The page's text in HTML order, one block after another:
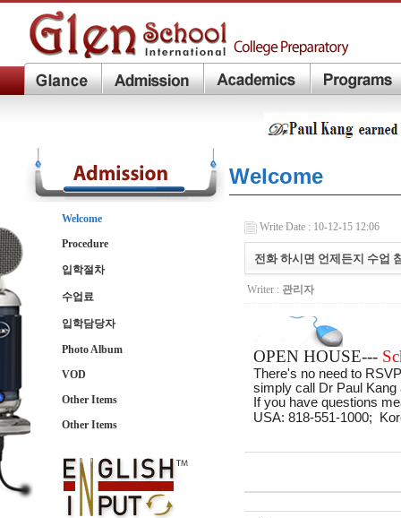
Welcome
Procedure
입학절차
수업료
입학담당자
Photo Album
VOD
Other Items
Other Items
Welcome
Write Date : 10-12-15 12:06
전화 하시면 언제든지 수업
Writer : 관리자
OPEN HOUSE---
There's no need to
simply call Dr Paul Kang
If you have questions
USA: 818-551-1000;